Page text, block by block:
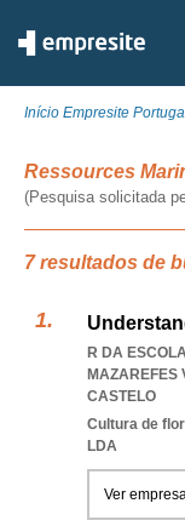
Início Empresite
Ressources
(Pesquisa solicitada
7 resultados de
R DA
MAZAREFES
CASTELO
Cultura de
LDA
Ver